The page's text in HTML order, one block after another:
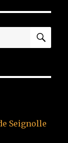
Seignolle